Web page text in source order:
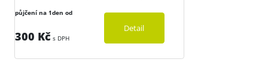
půjčení na 1den od
300 Kč s DPH
Detail